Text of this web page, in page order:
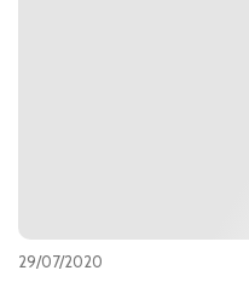
29/07/2020